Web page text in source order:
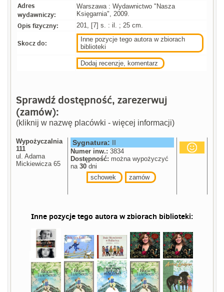
Adres
wydawniczy:
Warszawa : Wydawnictwo "Nasza
Księgarnia", 2009.
Opis fizyczny: 201, [7] s. : il. ; 25 cm.
Skocz do:
Inne pozycje tego autora w zbiorach
biblioteki
Dodaj recenzje, komentarz
Sprawdź dostępność, zarezerwuj
(zamów):
(kliknij w nazwę placówki - więcej informacji)
Wypożyczalnia
111
ul. Adama
Mickiewicza 65
Sygnatura: II
Numer inw.: 3834
Dostępność: można wypożyczyć
na30 dni
schowek
zamów
Inne pozycje tego autora w zbiorach biblioteki: